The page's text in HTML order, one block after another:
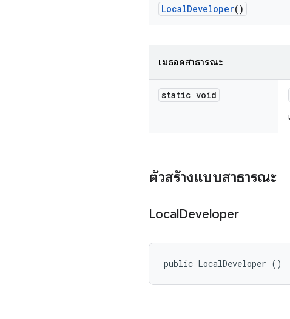
LocalDeveloper()
เมธอดสาธารณะ
static void
ตัวสร้างแบบสาธารณะ
LocalDeveloper
public LocalDeveloper ()